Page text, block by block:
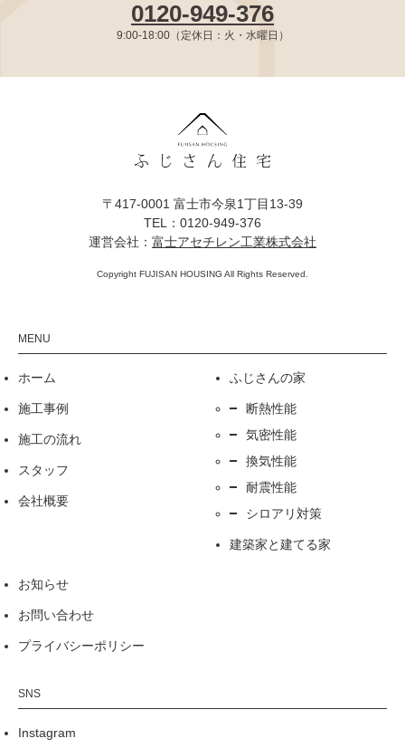
0120-949-376
9:00-18:00（定休日：火・水曜日）
〒417-0001 富士市今泉1丁目13-39
TEL：0120-949-376
運営会社： 富士アセチレン工業株式会社
Copyright FUJISAN HOUSING All Rights Reserved.
ホーム
施工事例
施工の流れ
スタッフ
会社概要
ふじさんの家
断熱性能
気密性能
換気性能
耐震性能
シロアリ対策
建築家と建てる家
お知らせ
お問い合わせ
プライバシーポリシー
Instagram